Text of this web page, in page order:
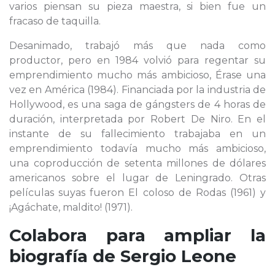
varios piensan su pieza maestra, si bien fue un
fracaso de taquilla.
Desanimado, trabajó más que nada como
productor, pero en 1984 volvió para regentar su
emprendimiento mucho más ambicioso, Érase una
vez en América (1984). Financiada por la industria de
Hollywood, es una saga de gángsters de 4 horas de
duración, interpretada por Robert De Niro. En el
instante de su fallecimiento trabajaba en un
emprendimiento todavía mucho más ambicioso,
una coproducción de setenta millones de dólares
americanos sobre el lugar de Leningrado. Otras
películas suyas fueron El coloso de Rodas (1961) y
¡Agáchate, maldito! (1971).
Colabora para ampliar la
biografía de Sergio Leone